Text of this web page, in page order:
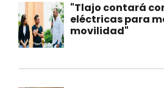
"Tlajo contará
eléctricas para
movilidad"